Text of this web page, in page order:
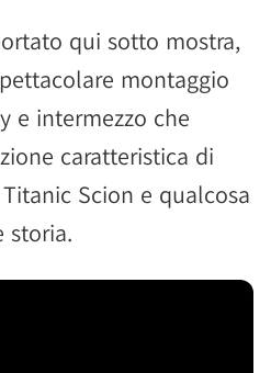
qui sotto mostra,
montaggio
e intermezzo che
caratteristica di
Scion e qualcosa
storia.